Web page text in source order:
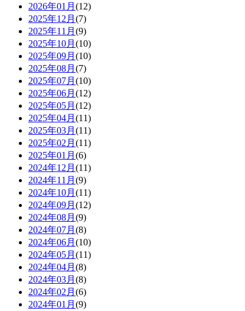
2026年01月 (12)
2025年12月 (7)
2025年11月 (9)
2025年10月 (10)
2025年09月 (10)
2025年08月 (7)
2025年07月 (10)
2025年06月 (12)
2025年05月 (12)
2025年04月 (11)
2025年03月 (11)
2025年02月 (11)
2025年01月 (6)
2024年12月 (11)
2024年11月 (9)
2024年10月 (11)
2024年09月 (12)
2024年08月 (9)
2024年07月 (8)
2024年06月 (10)
2024年05月 (11)
2024年04月 (8)
2024年03月 (8)
2024年02月 (6)
2024年01月 (9)